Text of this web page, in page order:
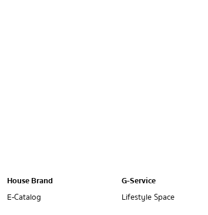
House Brand
E-Catalog
G-Service
Lifestyle Space